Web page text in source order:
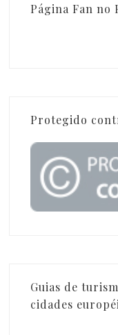
Página Fan no
Protegido
Guias de
cidades